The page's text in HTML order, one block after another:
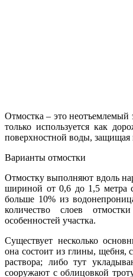
Отмостка – это
только используется как
поверхностной воды, защищая
Варианты отмостки
Отмостку выполняют вдоль
шириной от 0,6 до 1,5 метра
больше 10% из
количество слоев
особенностей участка.
Существует несколько
она состоит из глины, щебня,
раствора; либо тут
сооружают с облицовкой